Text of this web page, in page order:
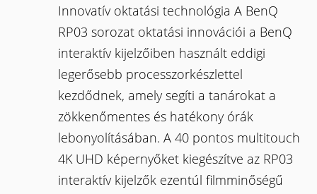
Innovatív oktatási technológia A BenQ
RP03 sorozat oktatási innovációi a BenQ
interaktív kijelzőiben használt eddigi
legerősebb processzorkészlettel
kezdődnek, amely segíti a tanárokat a
zökkenőmentes és hatékony órák
lebonyolításában. A 40 pontos multitouch
4K UHD képernyőket kiegészítve az RP03
interaktív kijelzők ezentúl filmminőségű